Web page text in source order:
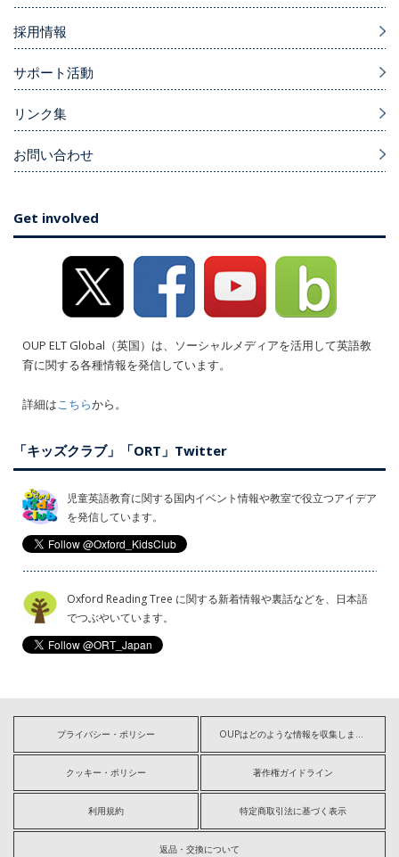
採用情報
サポート活動
リンク集
お問い合わせ
Get involved
OUP ELT Global（英国）は、ソーシャルメディアを活用して英語教
育に関する各種情報を発信しています。
詳細はこちらから。
「キッズクラブ」「ORT」Twitter
児童英語教育に関する国内イベント情報や教室で役立つアイデア
を発信しています。
Oxford Reading Tree に関する新着情報や裏話などを、日本語
でつぶやいています。
プライバシー・ポリシー OUPはどのような情報を収集しますか?
クッキー・ポリシー 著作権ガイドライン
利用規約 特定商取引法に基づく表示
返品・交換について